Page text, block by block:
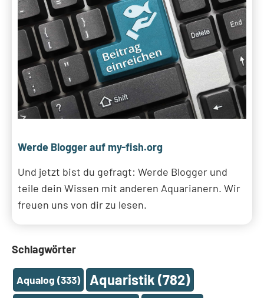
Werde Blogger auf my-fish.org
Und jetzt bist du gefragt: Werde Blogger und
teile dein Wissen mit anderen Aquarianern. Wir
freuen uns von dir zu lesen.
Schlagwörter
Aqualog (333) Aquaristik (782)